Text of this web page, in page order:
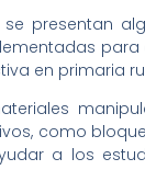
se presentan
en primaria
como
a los